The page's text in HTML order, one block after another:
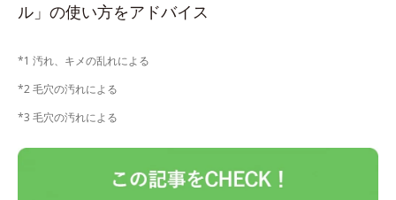
ル」の使い方をアドバイス
*1 汚れ、キメの乱れによる
*2 毛穴の汚れによる
*3 毛穴の汚れによる